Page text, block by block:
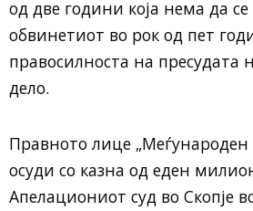
од две години која нема да
обвинетиот во рок од пет
правосилноста на пресудата
дело.
Правното лице „Меѓународен
осуди со казна од еден
Апелациониот суд во Скопје